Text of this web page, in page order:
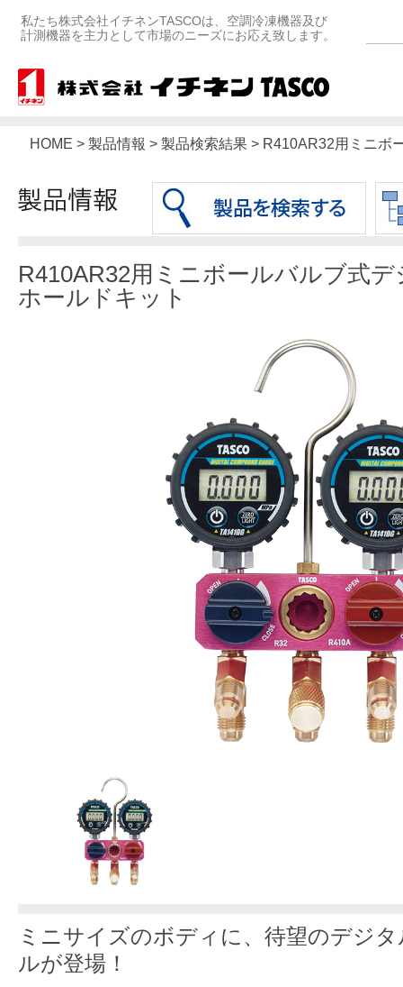
私たち株式会社イチネンTASCOは、空調冷凍機器及び
計測機器を主力として市場のニーズにお応え致します。
HOME > 製品情報 > 製品検索結果 > R410AR32用ミニボ
R410AR32用ミニボールバルブ式
ホールドキット
ミニサイズのボディに、待望のデジ
ルが登場！